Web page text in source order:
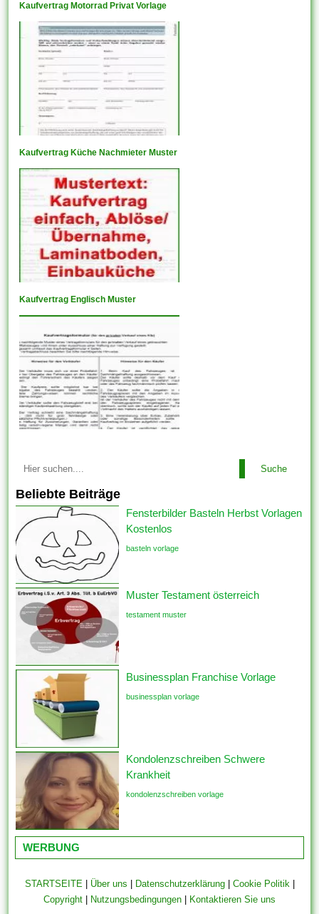
Kaufvertrag Motorrad Privat Vorlage
Kaufvertrag Küche Nachmieter Muster
Kaufvertrag Englisch Muster
Suche
Beliebte Beiträge
Fensterbilder Basteln Herbst Vorlagen
Kostenlos
basteln vorlage
Muster Testament österreich
testament muster
Businessplan Franchise Vorlage
businessplan vorlage
Kondolenzschreiben Schwere
Krankheit
kondolenzschreiben vorlage
WERBUNG
STARTSEITE| Über uns Datenschutzerklärung| Cookie Politik|
Copyright
Nutzungsbedingungen Kontaktieren Sie uns